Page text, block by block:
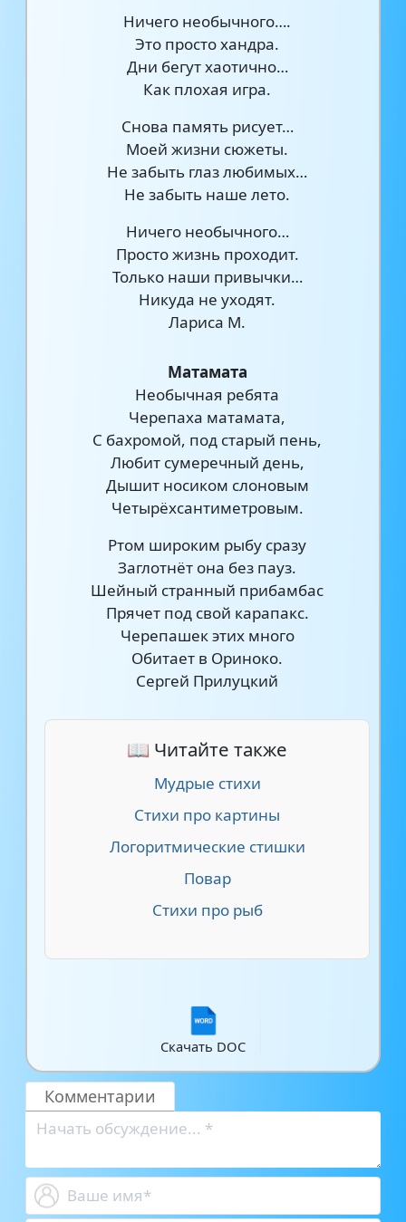
Ничего необычного….
Это просто хандра.
Дни бегут хаотично…
Как плохая игра.
Снова память рисует…
Моей жизни сюжеты.
Не забыть глаз любимых…
Не забыть наше лето.
Ничего необычного…
Просто жизнь проходит.
Только наши привычки…
Никуда не уходят.
Лариса М.
Матамата
Необычная ребята
Черепаха матамата,
С бахромой, под старый пень,
Любит сумеречный день,
Дышит носиком слоновым
Четырёхсантиметровым.
Ртом широким рыбу сразу
Заглотнёт она без пауз.
Шейный странный прибамбас
Прячет под свой карапакс.
Черепашек этих много
Обитает в Ориноко.
Сергей Прилуцкий
📖 Читайте также
Мудрые стихи
Стихи про картины
Логоритмические стишки
Повар
Стихи про рыб
Скачать DOC
Комментарии